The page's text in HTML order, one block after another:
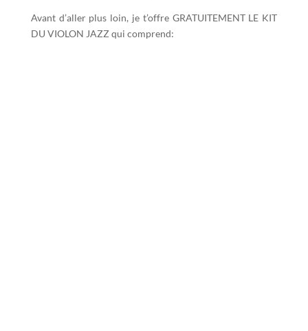
Avant d’aller plus loin, je t’offre GRATUITEMENT LE KIT
DU VIOLON JAZZ qui comprend: